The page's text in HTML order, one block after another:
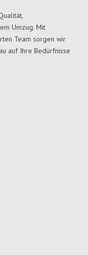
Umzug. Mit
Team sorgen wir
auf Ihre Bedürfnisse